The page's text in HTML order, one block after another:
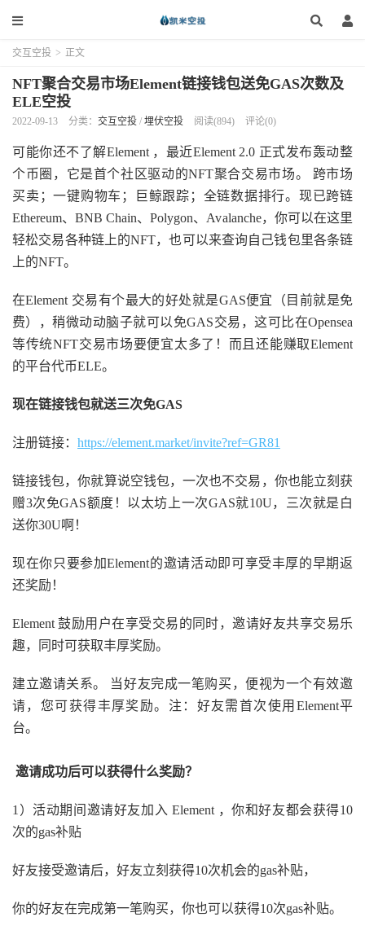
交互空投 > 正文
NFT聚合交易市场Element链接钱包送免GAS次数及
ELE空投
2022-09-13 分类： 交互空投 / 埋伏空投 阅读(894) 评论(0)
可能你还不了解Element ，最近Element 2.0 正式发布轰动整
个币圈，它是首个社区驱动的NFT聚合交易市场。 跨市场
买卖；一键购物车；巨鲸跟踪；全链数据排行。现已跨链
Ethereum、BNB Chain、Polygon、Avalanche，你可以在这里
轻松交易各种链上的NFT，也可以来查询自己钱包里各条链
上的NFT。
在Element 交易有个最大的好处就是GAS便宜（目前就是免
费），稍微动动脑子就可以免GAS交易，这可比在Opensea
等传统NFT交易市场要便宜太多了！而且还能赚取Element
的平台代币ELE。
现在链接钱包就送三次免GAS
注册链接： https://element.market/invite?ref=GR81
链接钱包，你就算说空钱包，一次也不交易，你也能立刻获
赠3次免GAS额度！以太坊上一次GAS就10U，三次就是白
送你30U啊！
现在你只要参加Element的邀请活动即可享受丰厚的早期返
还奖励！
Element 鼓励用户在享受交易的同时，邀请好友共享交易乐
趣，同时可获取丰厚奖励。
建立邀请关系。 当好友完成一笔购买，便视为一个有效邀
请，您可获得丰厚奖励。注：好友需首次使用Element平
台。
邀请成功后可以获得什么奖励？
1）活动期间邀请好友加入 Element ，你和好友都会获得10
次的gas补贴
好友接受邀请后，好友立刻获得10次机会的gas补贴，
你的好友在完成第一笔购买，你也可以获得10次gas补贴。